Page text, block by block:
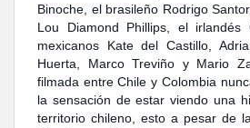
Binoche, el brasileño Rodrigo
Lou Diamond Phillips, el
mexicanos Kate del Castillo,
Huerta, Marco Treviño y Mario
filmada entre Chile y Colombia
la sensación de estar viendo una
territorio chileno, esto a pesar de